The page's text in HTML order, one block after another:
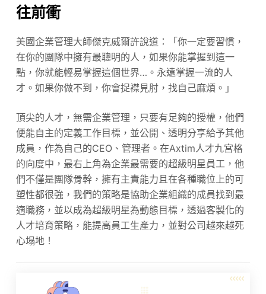
往前衝
美國企業管理大師傑克威爾許說道：「你一定要習慣，
在你的團隊中擁有最聰明的人，如果你能掌握到這一
點，你就能輕易掌握這個世界…。永遠掌握一流的人
才。如果你做不到，你會捉襟見肘，找自己麻煩。」
頂尖的人才，無需企業管理，只要有足夠的授權，他們
便能自主的定義工作目標，並公開、透明分享給予其他
成員，作為自己的CEO、管理者。在Axtim人才九宮格
的向度中，最右上角為企業最需要的超級明星員工，他
們不僅是團隊骨幹，擁有主責能力且在各種職位上的可
塑性都很強，我們的策略是協助企業組織的成員找到最
適職務，並以成為超級明星為動態目標，透過客製化的
人才培育策略，能提高員工生產力，並對公司越來越死
心塌地！